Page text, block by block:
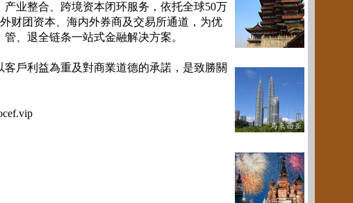
产业整合、跨境资本闭环服务，依托全球50万
财团资本、海内外券商及交易所通道，为优
、退全链条一站式金融解决方案。
戶利益為重及對商業道德的承諾，是致勝關